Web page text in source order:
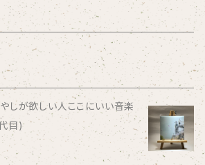
しが欲しい人ここにいい音楽
目)